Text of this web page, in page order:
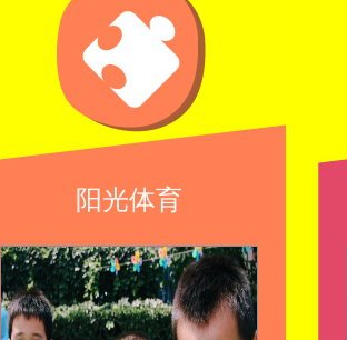
阳光体育